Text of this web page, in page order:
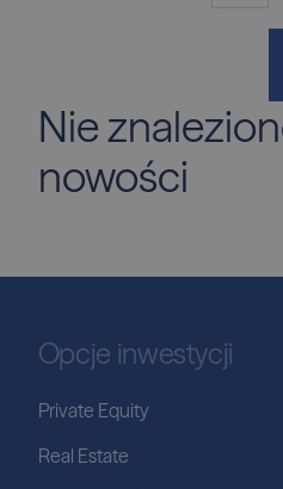
Nie
nowości
Opcje inwestycji
Private Equity
Real Estate